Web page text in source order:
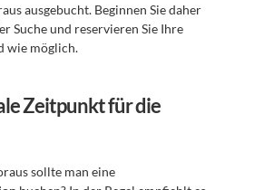
ausgebucht. Beginnen Sie daher
wie möglich.
Zeitpunkt für die